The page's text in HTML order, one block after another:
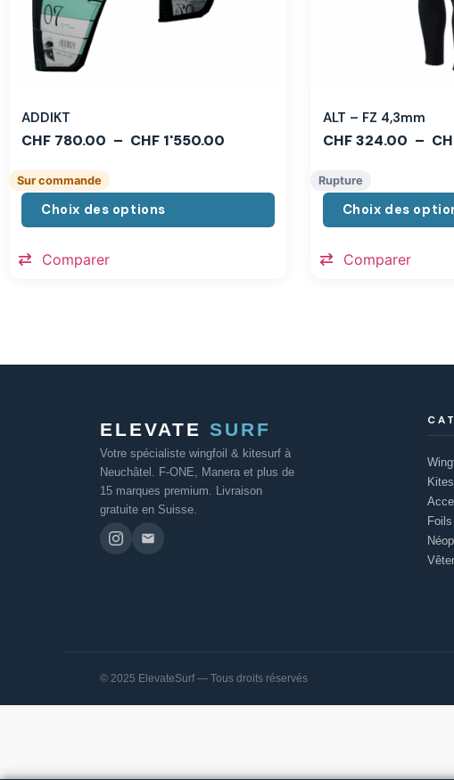
ADDIKT
CHF 780.00 – CHF 1'550.00
Sur commande
Choix des options
Comparer
ALT – FZ 4,3mm
CHF324.00 –
Rupture
Choix des
Comparer
ELEVATE SURF
Votre spécialiste wingfoil & kitesurf à
Neuchâtel. F-ONE, Manera et plus de
15 marques premium. Livraison
gratuite en Suisse.
© 2025 ElevateSurf — Tous droits réservés